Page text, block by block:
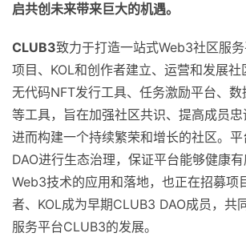
启共创未来带来巨大的机遇。
CLUB3致力于打造一站式Web3社区服务
项目、KOL和创作者建立、运营和发展
无代码NFT发行工具、任务激励平台、数
等工具，旨在加强社区共识、提高成员忠
进而构建一个持续繁荣和增长的社区。
DAO进行生态治理，保证平台能够健康
Web3技术的应用和落地，也正在招募项
者、KOL成为早期CLUB3 DAO成员，共
服务平台CLUB3的发展。